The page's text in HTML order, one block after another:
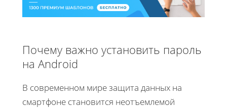
Почему важно установить пароль
на Android
В современном мире защита данных на
смартфоне становится неотъемлемой